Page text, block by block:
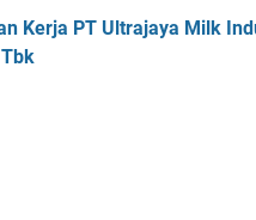
Kerja PT Ultrajaya Milk